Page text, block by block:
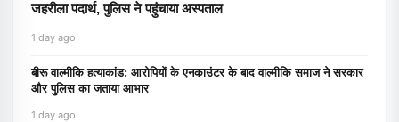
जहरीला पदार्थ, पुलिस ने पहुंचाया अस्पताल
1 day ago
बीरू वाल्मीकि हत्याकांड: आरोपियों के एनकाउंटर के बाद वाल्मीकि समाज ने सरकार
और पुलिस का जताया आभार
1 day ago